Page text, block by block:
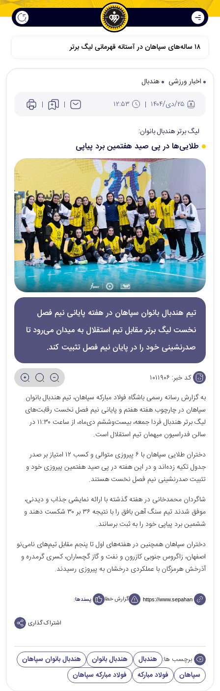
۱۸ ساله‌های سپاهان در آستانه قهرمانی لیگ برتر
اخبار ورزشی
هندبال
لیگ برتر هندبال بانوان:
طلایی‌ها در پی صید هفتمین برد پیاپی
تیم هندبال بانوان سپاهان در هفته پایانی نیم فصل
نخست لیگ برتر مقابل تیم استقلال به میدان می‌رود تا
صدرنشینی خود را در پایان نیم فصل تثبیت کند.
کد خبر: ۱۰۱۱۹۰۶
به گزارش رسانه رسمی باشگاه فولاد مبارکه سپاهان، تیم هندبال بانوان
سپاهان در چارچوب هفته هفتم و پایانی نیم فصل نخست رقابت‌های
لیگ برتر هندبال فردا جمعه، بیست‌وششم دی‌ماه، از ساعت ۱۱:۳۰ در
سالن فدراسیون میهمان تیم استقلال است.
دختران طلایی سپاهان با ۶ پیروزی متوالی و کسب ۱۲ امتیاز بر صدر
جدول تکیه زده‌اند و در این هفته در پی صید هفتمین پیروزی خود و
تثبیت صدرنشینی نیم فصل نخست هستند.
شاگردان محمدخانی در هفته گذشته با ارائه نمایشی جذاب و دیدنی،
موفق شدند تیم سنگ آهن بافق را با نتیجه ۳۶ بر ۳۰ شکست دهند و
ششمین برد پیاپی خود را به ثبت برسانند.
دختران سپاهان همچنین در هفته‌های اول تا پنجم مقابل تیم‌های نامی‌نو
اصفهان، زاگروس جنوبی کازرون و نفت و گاز گچساران، کسری گرمدره و
آذرخش هرمزگان با عملکردی درخشان به پیروزی رسیدند.
گزارش خطا پسندها:
اشتراک گذاری
برچسب ها: هندبال هندبال بانوان
هندبال بانوان سپاهان
سپاهان
فولاد مبارکه فولاد مبارکه سپاهان